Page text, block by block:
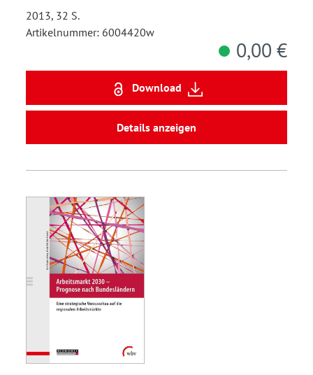
2013, 32 S.
Artikelnummer: 6004420w
0,00 €
Download
Details anzeigen